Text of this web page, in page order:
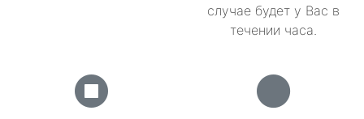
случае будет у Вас в
течении часа.